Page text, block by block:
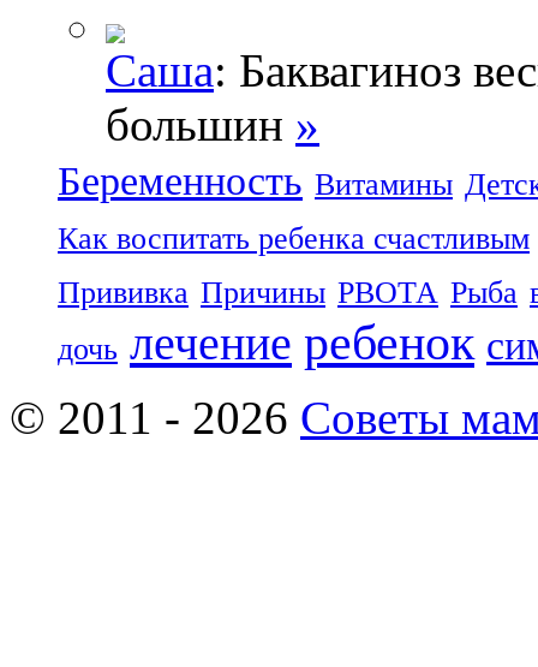
Саша: Баквагиноз
большин »
Беременность Витамины
Как воспитать ребенка счастливым
Прививка Причины РВОТА Рыба
дочь лечение ребенок
© 2011 - 2026 Советы